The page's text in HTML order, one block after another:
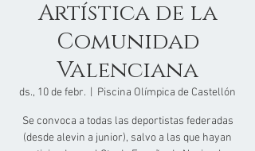
Artística de la
Comunidad
Valenciana
ds., 10 de febr. Piscina Olímpica de Castellón
Se convoca a todas las deportistas federadas
(desde alevin a junior), salvo a las que hayan